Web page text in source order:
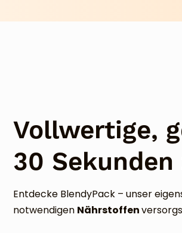
Vollwertige,
30
Entdecke BlendyPack – unser
notwendigenNährstoffen